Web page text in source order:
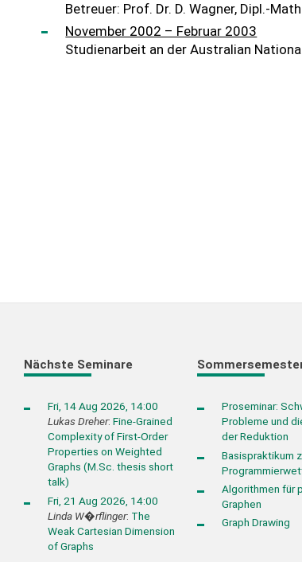
Betreuer: Prof. Dr. D. Wagner, Dipl.-
November 2002 – Februar 2003
Studienarbeit an der Australian
Nächste Seminare
Fri, 14 Aug 2026, 14:00
Lukas Dreher:Fine-Grained
Complexity of First-Order
Properties on Weighted
Graphs (M.Sc. thesis short
talk)
Fri, 21 Aug 2026, 14:00
Linda W�rflinger: The
Weak Cartesian Dimension
of Graphs
Proseminar:
Probleme und
der Reduktion
Basispraktikum
Algorithmen für
Graphen
Graph Drawing